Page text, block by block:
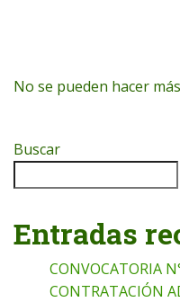
No se pueden hacer
Buscar
Entradas
CONVOCATORIA
CONTRATACIÓN